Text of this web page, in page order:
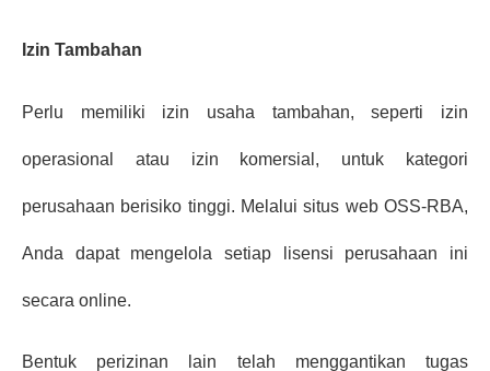
Izin Tambahan
Perlu memiliki izin usaha tambahan, seperti izin
operasional atau izin komersial, untuk kategori
perusahaan berisiko tinggi. Melalui situs web OSS-RBA,
Anda dapat mengelola setiap lisensi perusahaan ini
secara online.
Bentuk perizinan lain telah menggantikan tugas